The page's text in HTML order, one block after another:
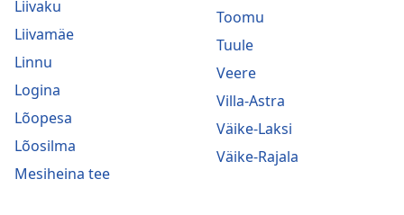
Liivaku
Liivamäe
Linnu
Logina
Lõopesa
Lõosilma
Mesiheina tee
Toomu
Tuule
Veere
Villa-Astra
Väike-Laksi
Väike-Rajala